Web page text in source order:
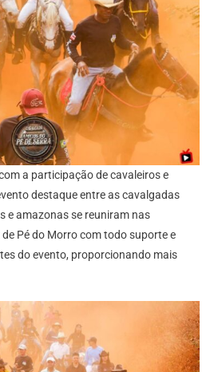
a participação de cavaleiros e
destaque entre as cavalgadas
e amazonas se reuniram nas
Pé do Morro com todo suporte e
do evento, proporcionando mais